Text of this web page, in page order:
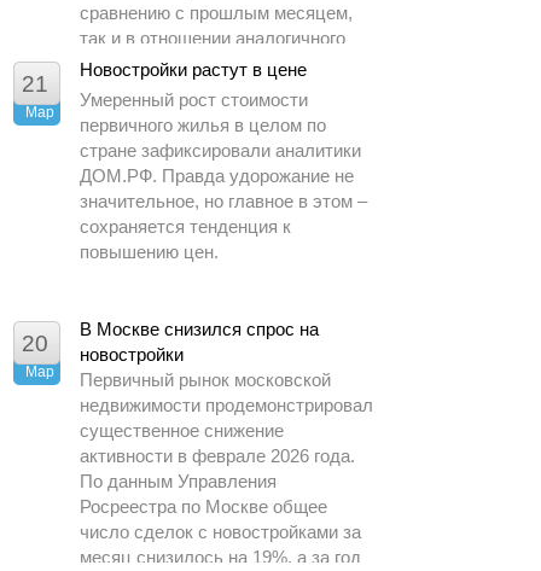
сравнению с прошлым месяцем,
так и в отношении аналогичного
периода 2025 года.
21
Мар
Новостройки растут в цене
Умеренный рост стоимости
первичного жилья в целом по
стране зафиксировали аналитики
ДОМ.РФ. Правда удорожание не
значительное, но главное в этом –
сохраняется тенденция к
повышению цен.
20
Мар
В Москве снизился спрос на
новостройки
Первичный рынок московской
недвижимости продемонстрировал
существенное снижение
активности в феврале 2026 года.
По данным Управления
Росреестра по Москве общее
число сделок с новостройками за
месяц снизилось на 19%, а за год